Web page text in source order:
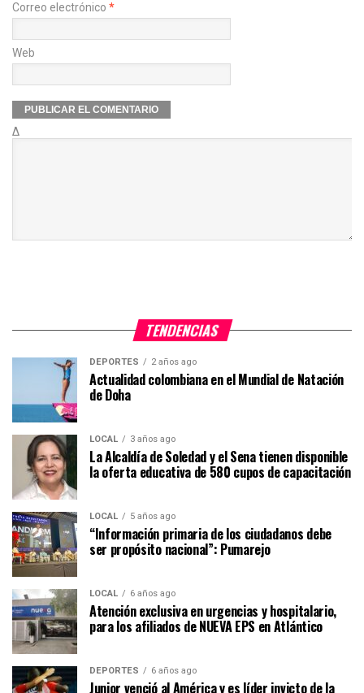
Correo electrónico *
Web
Δ
TENDENCIAS
DEPORTES 2 años ago
Actualidad colombiana en el Mundial de Natación
de Doha
LOCAL 3 años ago
La Alcaldía de Soledad y el Sena tienen disponible
la oferta educativa de 580 cupos de capacitación
LOCAL 5 años ago
“Información primaria de los ciudadanos debe
ser propósito nacional”: Pumarejo
LOCAL 6 años ago
Atención exclusiva en urgencias y hospitalario,
para los afiliados de NUEVA EPS en Atlántico
DEPORTES 6 años ago
Junior venció al América y es líder invicto de la